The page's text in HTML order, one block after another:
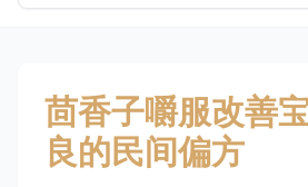
茴香子嚼服改善
良的民间偏方